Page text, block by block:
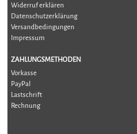
Widerruf erklären
Datenschutzerklärung
Versandbedingungen
Impressum
ZAHLUNGSMETHODEN
Vorkasse
PayPal
Lastschrift
Rechnung